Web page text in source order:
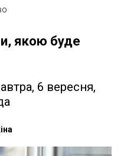
якою буде
6 вересня,